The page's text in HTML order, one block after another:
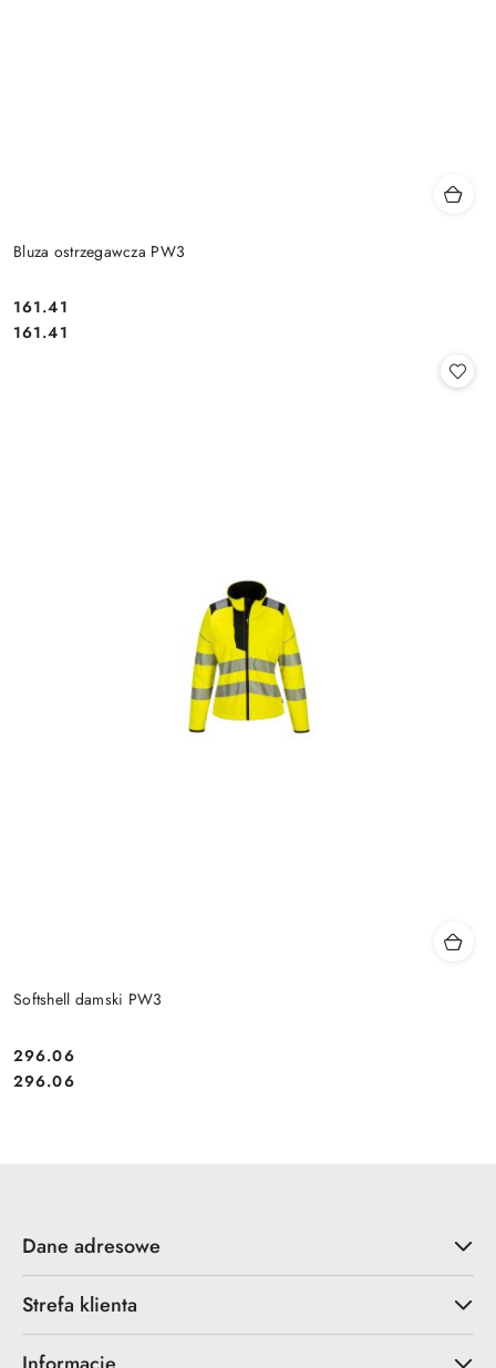
Bluza ostrzegawcza PW3
Cena:
161.41
Cena:
161.41
Softshell damski PW3
Cena:
296.06
Cena:
296.06
Dane adresowe
Strefa klienta